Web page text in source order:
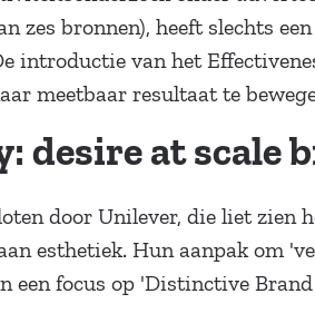
zes bronnen), heeft slechts
introductie van het
meetbaar resultaat te
desire at scale
door Unilever, die liet
esthetiek. Hun aanpak om
een focus op 'Distinctive